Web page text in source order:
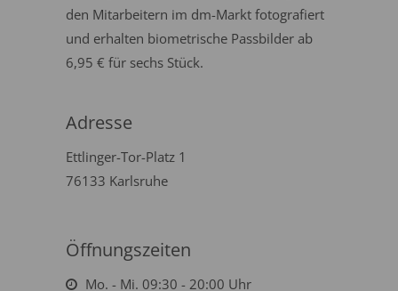
den Mitarbeitern im dm-Markt fotografiert
und erhalten biometrische Passbilder ab
6,95 € für sechs Stück.
Adresse
Ettlinger-Tor-Platz 1
76133 Karlsruhe
Öffnungszeiten
Mo. - Mi. 09:30 - 20:00 Uhr